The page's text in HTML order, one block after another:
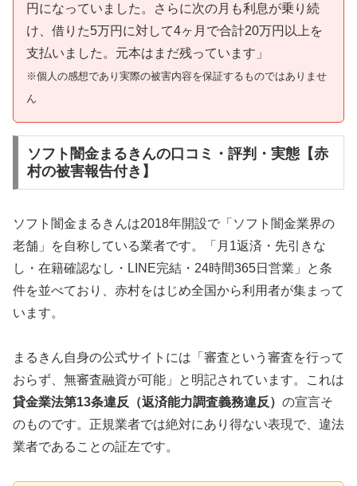
円になっていました。さらに次の月も利息が乗り続
け、借りた5万円に対して4ヶ月で合計20万円以上を
支払いました。元本はまだ残っています」
※個人の感想であり実際の被害内容を保証するものではありませ
ん
ソフト闇金まるきんの口コミ・評判・実態【赤
村の被害報告付き】
ソフト闇金まるきんは2018年開設で「ソフト闇金業界の
老舗」を自称している業者です。「月1返済・先引きな
し・在籍確認なし・LINE完結・24時間365日営業」と条
件を並べており、赤村をはじめ全国から利用者が集まって
います。
まるきん自身の公式サイトには「審査という審査を行って
おらず、無審査融資が可能」と明記されています。これは
貸金業法第13条違反（返済能力調査義務違反） の宣言そ
のものです。正規業者では絶対にあり得ない表現で、違法
業者であることの証左です。